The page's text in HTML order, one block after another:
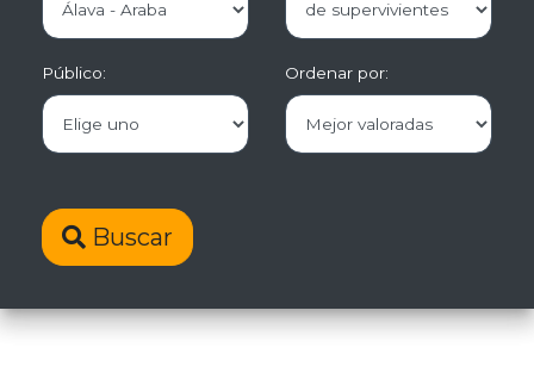
Público: Ordenar por:
Buscar